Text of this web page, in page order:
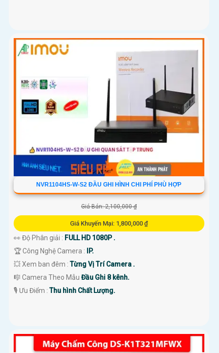
NVR1104HS-W-S2 ĐẦU GHI HÌNH CHI PHÍ PHÙ HỢP
Giá Bán: 2,100,000 ₫
Giá Khuyến Mại: 1,800,000 ₫
👀 Độ Phân giải : FULL HD 1080P .
🏆 Công Nghệ Camera :
IP.
💥 Xem ban đêm :Từng Vị Trí Camera .
🎼️ Camera Theo Mẫu Đầu Ghi 8 kênh.
️🎙 Ưu Điểm :Thu hình Chất Lượng.